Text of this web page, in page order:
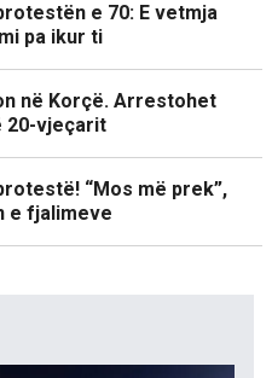
e 70: E vetmja
pa ikur ti
në Korçë. Arrestohet
20-vjeçarit
“Mos më prek”,
e fjalimeve